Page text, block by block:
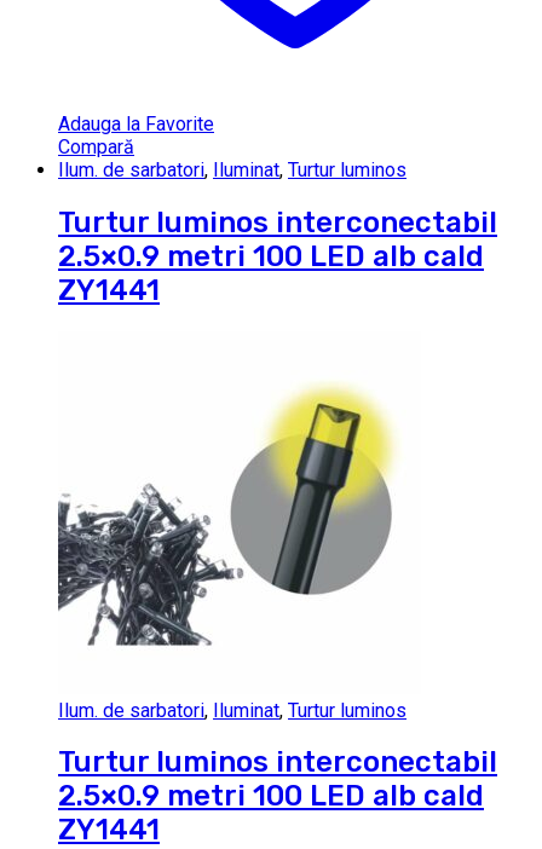
Adauga la Favorite
Compară
Ilum. de sarbatori, Iluminat, Turtur luminos
Turtur luminos interconectabil
2.5×0.9 metri 100 LED alb cald
ZY1441
Ilum. de sarbatori, Iluminat, Turtur luminos
Turtur luminos interconectabil
2.5×0.9 metri 100 LED alb cald
ZY1441